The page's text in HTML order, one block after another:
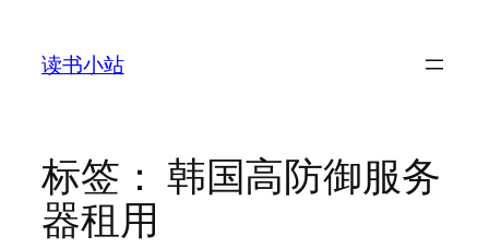
读书小站
标签： 韩国高防御服务
器租用